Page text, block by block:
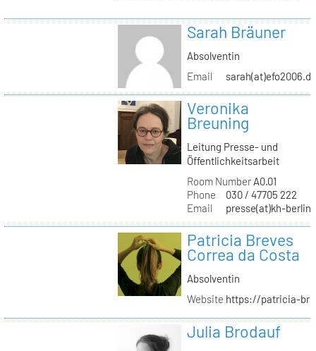
Sarah Bräuner
Absolventin
Email
Veronika
Breuning
Leitung Presse- und
Öffentlichkeitsarbeit
Room NumberA0.01
Phone
030 / 47705 222
Email
presse(at)kh-
Patricia Breves
Correa da Costa
Absolventin
Website https://patricia-
Julia Brodauf